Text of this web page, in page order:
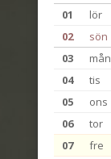
01
lör
02
sön
03
mån
04
tis
05
ons
06
tor
07
fre